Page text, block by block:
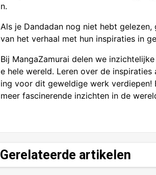
n.
Als je Dandadan nog niet hebt
van het verhaal met hun inspiraties in
Bij MangaZamurai delen we
e hele wereld. Leren over de
ing voor dit geweldige werk
meer fascinerende inzichten in de
Gerelateerde artikelen